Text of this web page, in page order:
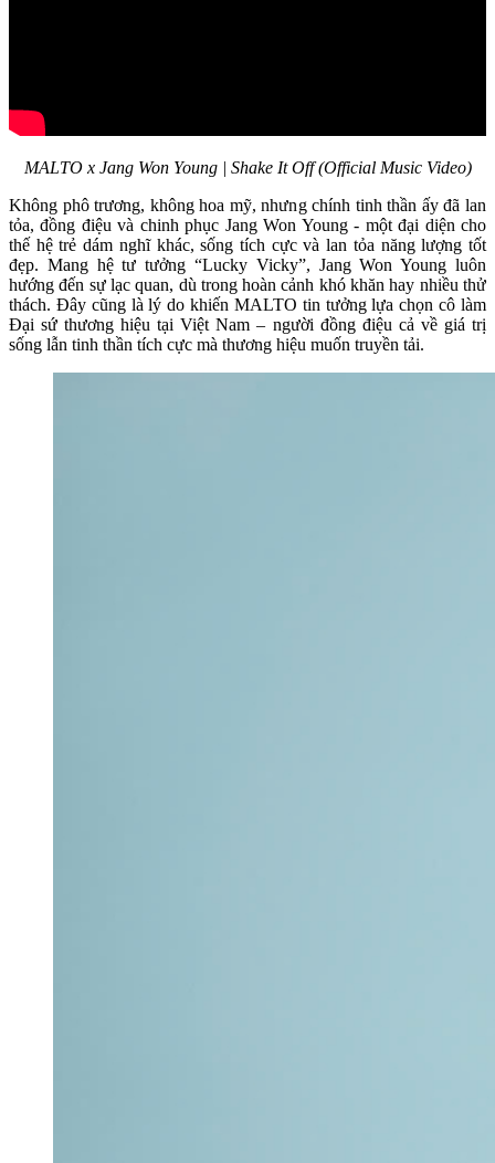
MALTO x Jang Won Young | Shake It Off (Official Music Video)
Không phô trương, không hoa mỹ, nhưng chính tinh thần ấy đã lan
tỏa, đồng điệu và chinh phục Jang Won Young - một đại diện cho
thế hệ trẻ dám nghĩ khác, sống tích cực và lan tỏa năng lượng tốt
đẹp. Mang hệ tư tưởng “Lucky Vicky”, Jang Won Young luôn
hướng đến sự lạc quan, dù trong hoàn cảnh khó khăn hay nhiều thử
thách. Đây cũng là lý do khiến MALTO tin tưởng lựa chọn cô làm
Đại sứ thương hiệu tại Việt Nam – người đồng điệu cả về giá trị
sống lẫn tinh thần tích cực mà thương hiệu muốn truyền tải.